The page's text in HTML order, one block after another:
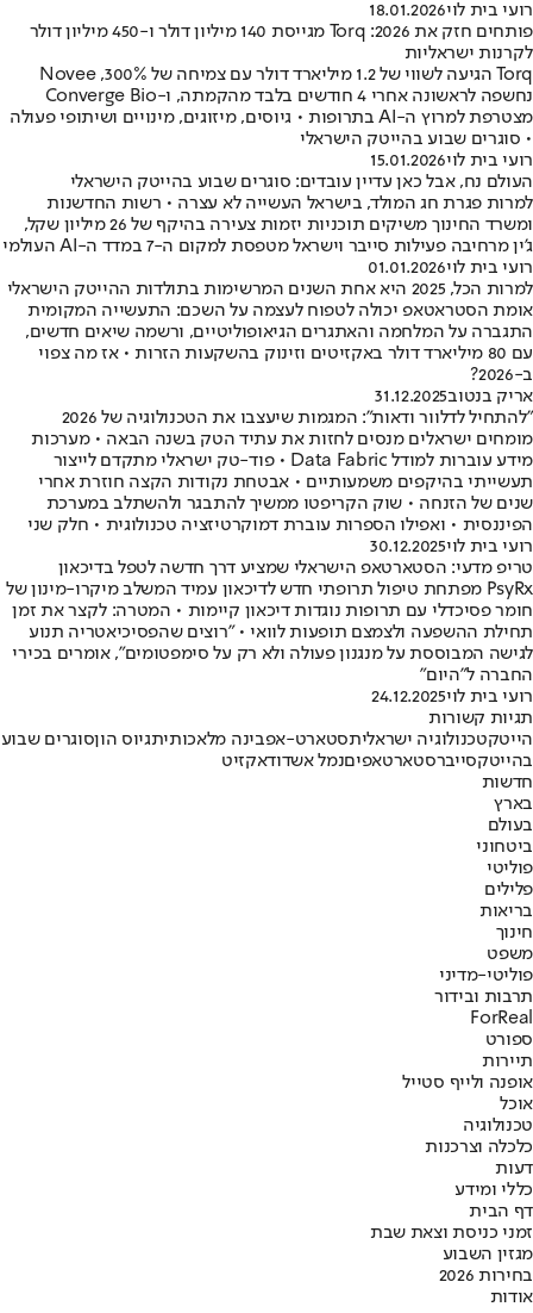
רועי בית לוי18.01.2026
פותחים חזק את 2026: Torq מגייסת 140 מיליון דולר ו-450 מיליון דולר
לקרנות ישראליות
Torq הגיעה לשווי של 1.2 מיליארד דולר עם צמיחה של 300%, Novee
נחשפה לראשונה אחרי 4 חודשים בלבד מהקמתה, ו-Converge Bio
מצטרפת למרוץ ה-AI בתרופות • גיוסים, מיזוגים, מינויים ושיתופי פעולה
• סוגרים שבוע בהייטק הישראלי
רועי בית לוי15.01.2026
העולם נח, אבל כאן עדיין עובדים: סוגרים שבוע בהייטק הישראלי
למרות פגרת חג המולד, בישראל העשייה לא עצרה • רשות החדשנות
ומשרד החינוך משיקים תוכניות יזמות צעירה בהיקף של 26 מיליון שקל,
ג'ין מרחיבה פעילות סייבר וישראל מטפסת למקום ה-7 במדד ה-AI העולמי
רועי בית לוי01.01.2026
למרות הכל, 2025 היא אחת השנים המרשימות בתולדות ההייטק הישראלי
אומת הסטראטאפ יכולה לטפוח לעצמה על השכם: התעשייה המקומית
התגברה על המלחמה והאתגרים הגיאופוליטיים, ורשמה שיאים חדשים,
עם 80 מיליארד דולר באקזיטים וזינוק בהשקעות הזרות • אז מה צפוי
ב-2026?
אריק בנטוב31.12.2025
"להתחיל לדלוור ודאות": המגמות שיעצבו את הטכנולוגיה של 2026
מומחים ישראלים מנסים לחזות את עתיד הטק בשנה הבאה • מערכות
מידע עוברות למודל Data Fabric • פוד-טק ישראלי מתקדם לייצור
תעשייתי בהיקפים משמעותיים • אבטחת נקודות הקצה חוזרת אחרי
שנים של הזנחה • שוק הקריפטו ממשיך להתבגר ולהשתלב במערכת
הפיננסית • ואפילו הספרות עוברת דמוקרטיזציה טכנולוגית • חלק שני
רועי בית לוי30.12.2025
טריפ מדעי: הסטארטאפ הישראלי שמציע דרך חדשה לטפל בדיכאון
PsyRx מפתחת טיפול תרופתי חדש לדיכאון עמיד המשלב מיקרו-מינון של
חומר פסיכדלי עם תרופות נוגדות דיכאון קיימות • המטרה: לקצר את זמן
תחילת ההשפעה ולצמצם תופעות לוואי • "רוצים שהפסיכיאטריה תנוע
לגישה המבוססת על מנגנון פעולה ולא רק על סימפטומים", אומרים בכירי
החברה ל"היום"
רועי בית לוי24.12.2025
תגיות קשורות
הייטקטכנולוגיה ישראליתסטארט-אפבינה מלאכותיתגיוס הוןסוגרים שבוע
בהייטקסייברסטארטאפיםנמל אשדודאקזיט
חדשות
בארץ
בעולם
ביטחוני
פוליטי
פלילים
בריאות
חינוך
משפט
פוליטי-מדיני
תרבות ובידור
ForReal
ספורט
תיירות
אופנה ולייף סטייל
אוכל
טכנולוגיה
כלכלה וצרכנות
דעות
כללי ומידע
דף הבית
זמני כניסת וצאת שבת
מגזין השבוע
בחירות 2026
אודות